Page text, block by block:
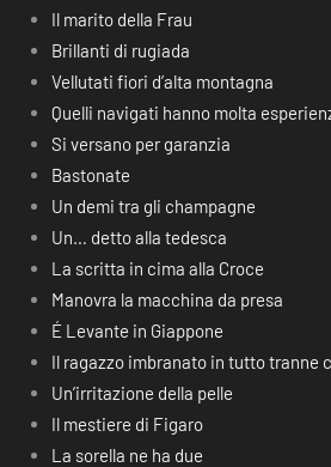
Il marito della Frau
Brillanti di rugiada
Vellutati fiori d’alta montagna
Quelli navigati hanno molta
Si versano per garanzia
Bastonate
Un demi tra gli champagne
Un… detto alla tedesca
La scritta in cima alla Croce
Manovra la macchina da presa
É Levante in Giappone
Il ragazzo imbranato in tutto tranne
Un’irritazione della pelle
Il mestiere di Figaro
La sorella ne ha due